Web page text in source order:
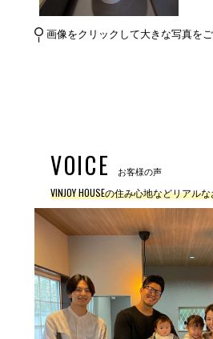
画像をクリックして大きな写真をご
VOICE お客様の声
VINJOY HOUSEの住み心地などリアル